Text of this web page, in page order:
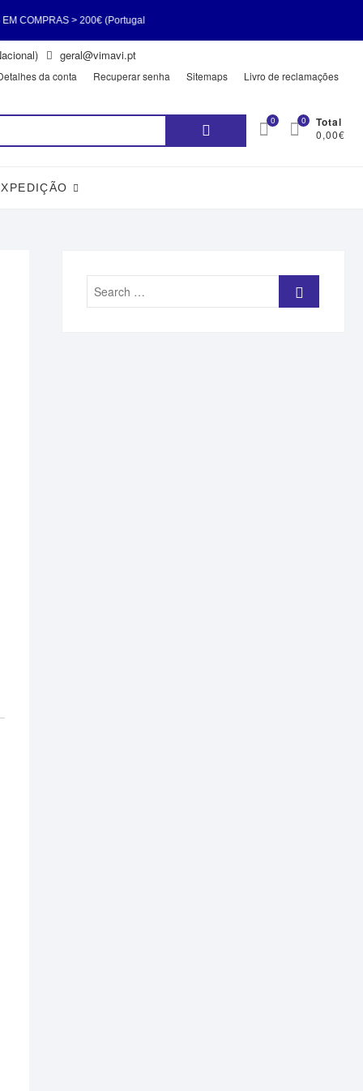
> 200€ (Portugal
COMPRAS > 200€geral@vimavi.pt
da conta Recuperar senha Sitemaps Livro de reclamações
Pesquisar
0 Total
0,00€
0
Search